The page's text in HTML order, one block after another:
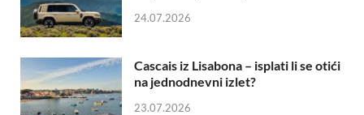
24.07.2026
Cascais iz Lisabona – isplati li se otići
na jednodnevni izlet?
23.07.2026